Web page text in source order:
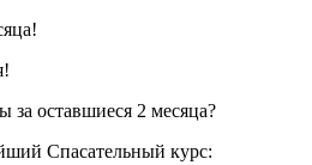
оставшиеся 2 месяца?
Спасательный курс: